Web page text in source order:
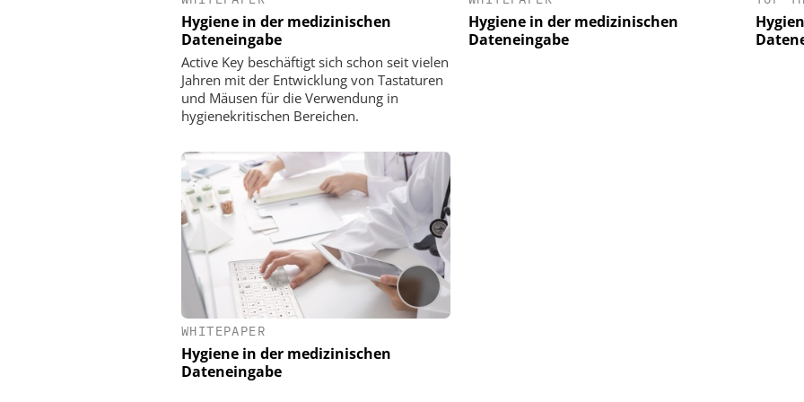
Hygiene in der medizinischen
Dateneingabe
Active Key beschäftigt sich schon seit vielen
Jahren mit der Entwicklung von Tastaturen
und Mäusen für die Verwendung in
hygienekritischen Bereichen.
Hygiene in der medizinischen
Dateneingabe
WHITEPAPER
Hygiene in der medizinischen
Dateneingabe